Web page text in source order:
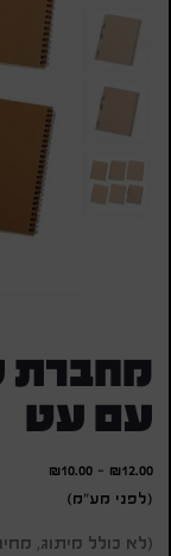
מחברת
עם עט
₪12.00
-
₪10.00
(לפני מע"מ)
(לא כולל מיתוג,